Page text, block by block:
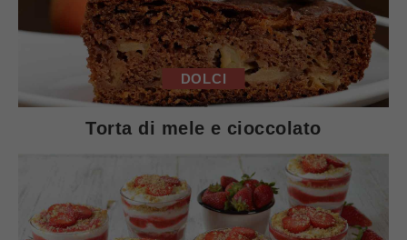
DOLCI
Torta di mele e cioccolato